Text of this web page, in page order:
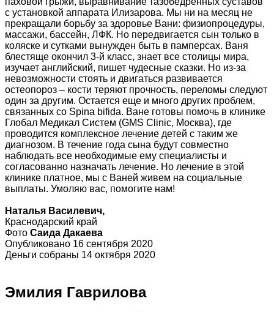
с установкой аппарата Илизарова. Мы ни на месяц не
прекращали борьбу за здоровье Вани: физиопроцедуры,
массажи, бассейн, ЛФК. Но передвигается сын только в
коляске и сутками вынужден быть в памперсах. Ваня
блестяще окончил 3-й класс, знает все столицы мира,
изучает английский, пишет чудесные сказки. Но из-за
невозможности стоять и двигаться развивается
остеопороз – кости теряют прочность, переломы следуют
один за другим. Остается еще и много других проблем,
связанных со Spina bifida. Ване готовы помочь в клинике
Глобал Медикал Систем (GMS Clinic, Москва), где
проводится комплексное лечение детей с таким же
диагнозом. В течение года сына будут совместно
наблюдать все необходимые ему специалисты и
согласованно назначать лечение. Но лечение в этой
клинике платное, мы с Ваней живем на социальные
выплаты. Умоляю вас, помогите нам!
Наталья Василевич,
Краснодарский край
Фото Саида Дакаева
Опубликовано 16 сентября 2020
Деньги собраны 14 октября 2020
Эмилия Гаврилова